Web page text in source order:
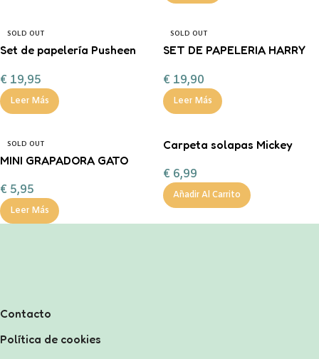
SOLD OUT
Set de papelería Pusheen
€ 19,95
Leer Más
SOLD OUT
SET DE PAPELERIA HARRY
€ 19,90
Leer Más
SOLD OUT
MINI GRAPADORA GATO
€ 5,95
Leer Más
Carpeta solapas Mickey
€ 6,99
Añadir Al Carrito
Contacto
Política de cookies